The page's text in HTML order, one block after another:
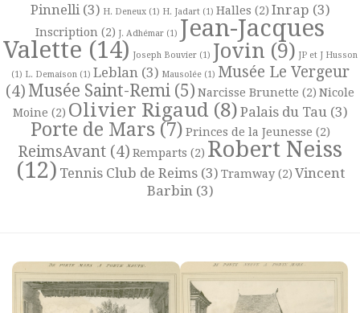
Pinnelli (3) H. Deneux(1) H. Jadart(1) Halles (2) Inrap (3)
Inscription (2) J. Adhémar (1) Jean-Jacques
Valette (14) Joseph Bouvier(1) Jovin (9) JP et J Husson
(1) L. Demaison(1) Leblan (3) Mausolée(1) Musée Le Vergeur
(4) Musée Saint-Remi (5) Narcisse Brunette (2) Nicole
Moine (2) Olivier Rigaud (8) Palais du Tau (3)
Porte de Mars(7) Princes de la Jeunesse (2)
ReimsAvant (4) Remparts (2) Robert Neiss
(12) Tennis Club de Reims(3) Tramway(2) Vincent
Barbin (3)